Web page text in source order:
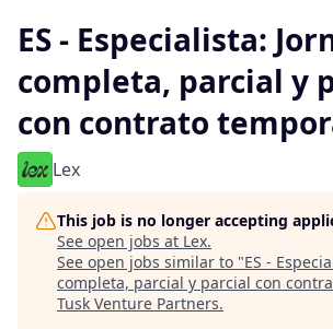
ES - Especialista:
completa, parcial y
con contrato
Lex
This job is no longer accepting
See open jobs at Lex.
See open jobs similar to "ES -
completa, parcial y parcial con
Tusk Venture Partners.